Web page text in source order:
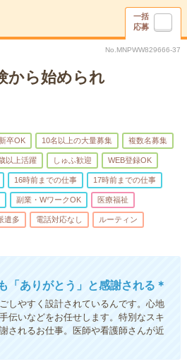
一括
応募
No.MNPWW829666-37
から始められ
卒OK 10名以上の大量募集 複数名募集
以上活躍 しゅふ歓迎 WEB登録OK
16時前までの仕事 17時前までの仕事
副業・WワークOK 医療福祉
遣多 電話対応なし ルーティン
「ありがとう」と感謝される＊
しやすく設計されているんです。心地
伝いなどをお任せします。特別なスキ
されるお仕事。医師や看護師さんが近